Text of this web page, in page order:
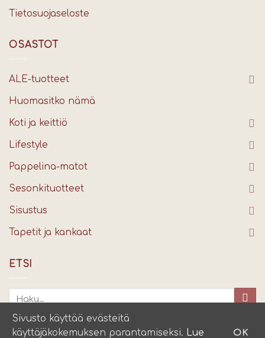
Tietosuojaseloste
OSASTOT
ALE-tuotteet
Huomasitko nämä
Koti ja keittiö
Lifestyle
Pappelina-matot
Sesonkituotteet
Sisustus
Tapetit ja kankaat
ETSI
Sivusto käyttää evästeitä
käyttäjäkokemuksen parantamiseksi. Lue OK